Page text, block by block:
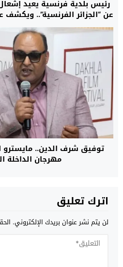
رئيس بلدية فرنسية يعيد
عن “الجزائر الفرنسية”..
توفيق شرف الدين.. مايسترو
مهرجان الداخلة
اترك تعليق
لن يتم نشر عنوان بريدك الإلكتروني.